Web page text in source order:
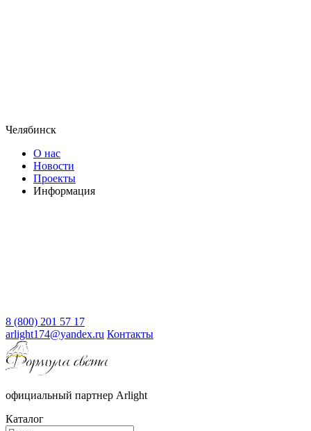
Челябинск
О нас
Новости
Проекты
Информация
8 (800) 201 57 17
arlight174@yandex.ru Контакты
официальный партнер Arlight
Каталог